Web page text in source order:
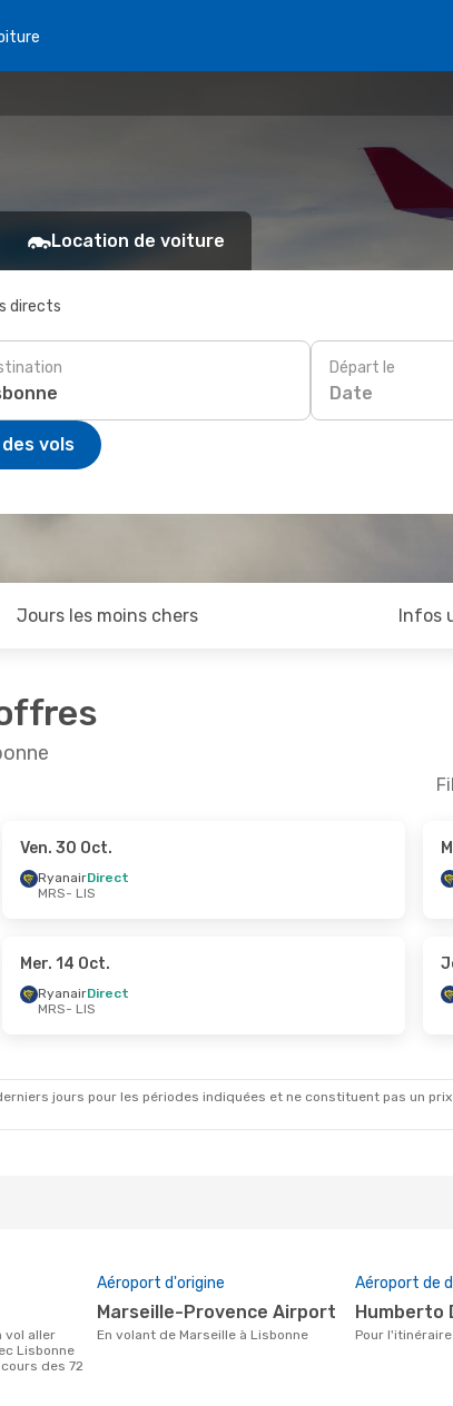
Location de voiture
directs
Départ le
Date
vols
Jours les moins chers Infos
16 Oct. - Mar.
3 Sept.
Ven. 30 Oct.
RyanairDirect
MRS- LIS
Mer. 14 Oct.
RyanairDirect
MRS- LIS
jours pour les périodes indiquées et ne constituent pas un
Lisbonne
des 72
Aéroport d'origine
Marseille-Provence Airport
En volant de Marseille à Lisbonne
Aéroport de
Pour